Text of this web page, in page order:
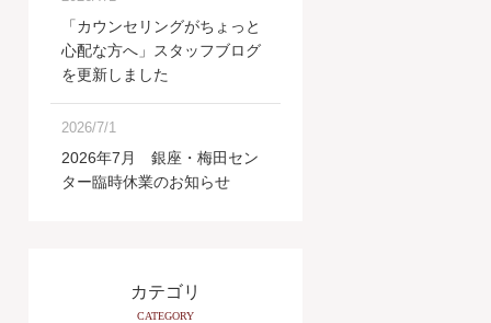
「カウンセリングがちょっと
心配な方へ」スタッフブログ
を更新しました
2026/7/1
2026年7月 銀座・梅田セン
ター臨時休業のお知らせ
カテゴリ
CATEGORY